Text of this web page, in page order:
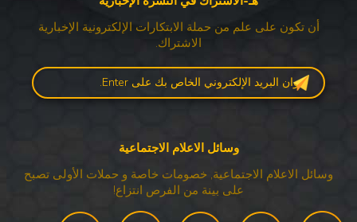
أن تكون على علم من حملة الابتكارات الإلكترونية الإخبارية
الاشتراك.
وسائل الاعلام الاجتماعية
وسائل الاعلام الاجتماعية, خصومات خاصة و حملات الأولى تصبح
على بينة من الفرص انتزاع!